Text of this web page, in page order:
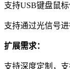
支持USB键盘鼠标
支持通过光信号
扩展需求：
支持深度定制，支